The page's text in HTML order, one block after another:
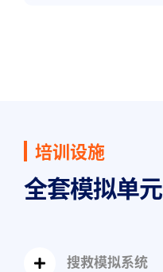
培训设施
全套模拟单元
搜救模拟系统